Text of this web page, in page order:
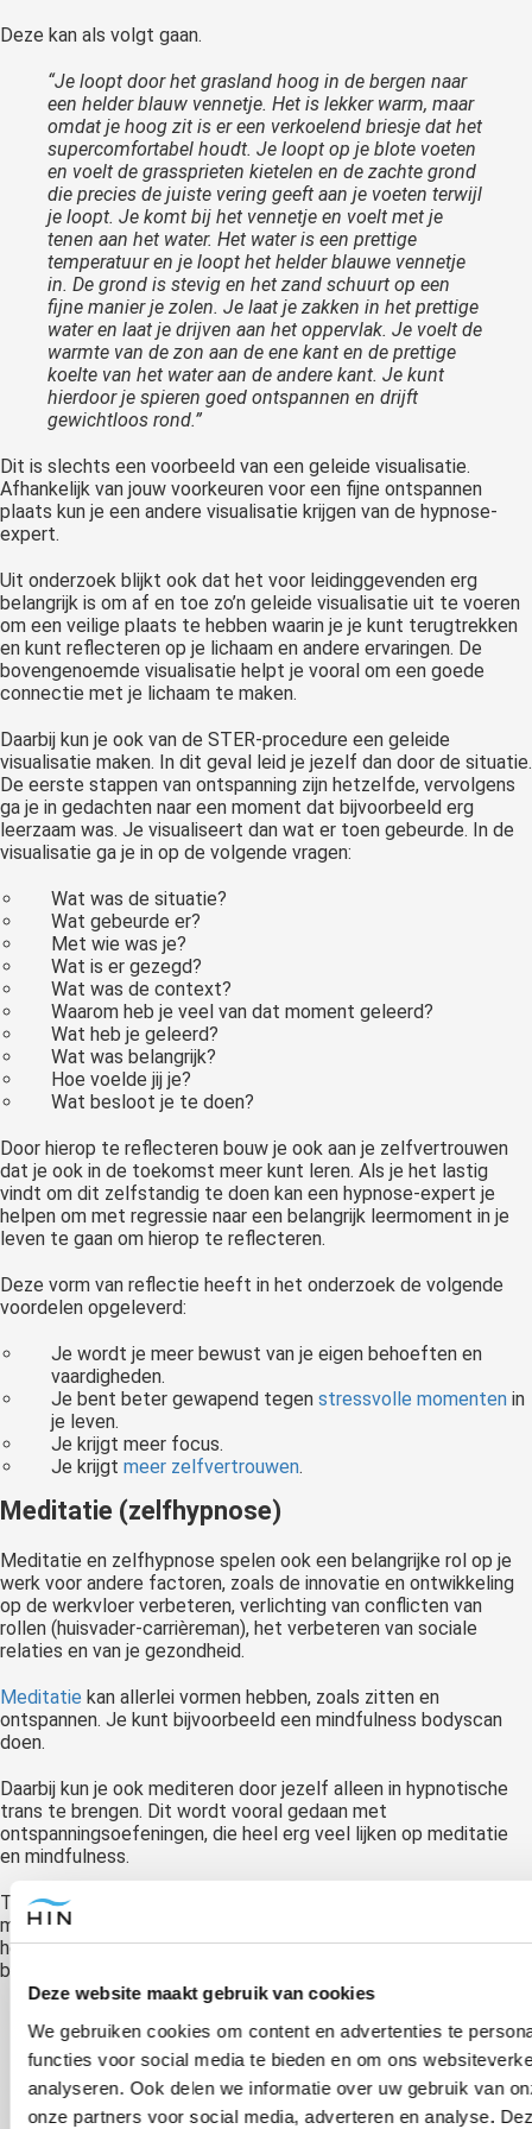
Deze website maakt gebruik van cookies
We gebruiken cookies om content en advertenties te
functies voor social media te bieden en om ons
analyseren. Ook delen we informatie over uw gebruik van
onze partners voor social media, adverteren en analyse.
Deze kan als volgt gaan.
“Je loopt door het grasland hoog in de bergen naar
een helder blauw vennetje. Het is lekker warm, maar
omdat je hoog zit is er een verkoelend briesje dat het
supercomfortabel houdt. Je loopt op je blote voeten
en voelt de grassprieten kietelen en de zachte grond
die precies de juiste vering geeft aan je voeten terwijl
je loopt. Je komt bij het vennetje en voelt met je
tenen aan het water. Het water is een prettige
temperatuur en je loopt het helder blauwe vennetje
in. De grond is stevig en het zand schuurt op een
fijne manier je zolen. Je laat je zakken in het prettige
water en laat je drijven aan het oppervlak. Je voelt de
warmte van de zon aan de ene kant en de prettige
koelte van het water aan de andere kant. Je kunt
hierdoor je spieren goed ontspannen en drijft
gewichtloos rond.”
Dit is slechts een voorbeeld van een geleide visualisatie.
Afhankelijk van jouw voorkeuren voor een fijne ontspannen
plaats kun je een andere visualisatie krijgen van de hypnose-
expert.
Uit onderzoek blijkt ook dat het voor leidinggevenden erg
belangrijk is om af en toe zo’n geleide visualisatie uit te voeren
om een veilige plaats te hebben waarin je je kunt terugtrekken
en kunt reflecteren op je lichaam en andere ervaringen. De
bovengenoemde visualisatie helpt je vooral om een goede
connectie met je lichaam te maken.
Daarbij kun je ook van de STER-procedure een geleide
visualisatie maken. In dit geval leid je jezelf dan door de situatie.
De eerste stappen van ontspanning zijn hetzelfde, vervolgens
ga je in gedachten naar een moment dat bijvoorbeeld erg
leerzaam was. Je visualiseert dan wat er toen gebeurde. In de
visualisatie ga je in op de volgende vragen:
Wat was de situatie?
Wat gebeurde er?
Met wie was je?
Wat is er gezegd?
Wat was de context?
Waarom heb je veel van dat moment geleerd?
Wat heb je geleerd?
Wat was belangrijk?
Hoe voelde jij je?
Wat besloot je te doen?
Door hierop te reflecteren bouw je ook aan je zelfvertrouwen
dat je ook in de toekomst meer kunt leren. Als je het lastig
vindt om dit zelfstandig te doen kan een hypnose-expert je
helpen om met regressie naar een belangrijk leermoment in je
leven te gaan om hierop te reflecteren.
Deze vorm van reflectie heeft in het onderzoek de volgende
voordelen opgeleverd:
Je wordt je meer bewust van je eigen behoeften en
vaardigheden.
Je bent beter gewapend tegenstressvolle momenten in
je leven.
Je krijgt meer focus.
Je krijgtmeer zelfvertrouwen.
Meditatie (zelfhypnose)
Meditatie en zelfhypnose spelen ook een belangrijke rol op je
werk voor andere factoren, zoals de innovatie en ontwikkeling
op de werkvloer verbeteren, verlichting van conflicten van
rollen (huisvader-carrièreman), het verbeteren van sociale
relaties en van je gezondheid.
Meditatie kan allerlei vormen hebben, zoals zitten en
ontspannen. Je kunt bijvoorbeeld een mindfulness bodyscan
doen.
Daarbij kun je ook mediteren door jezelf alleen in hypnotische
trans te brengen. Dit wordt vooral gedaan met
ontspanningsoefeningen, die heel erg veel lijken op meditatie
en mindfulness.
Tevens kun je met zelfhypnose iets doen om die kritische stem
minder macht te geven, namelijk hypnotische suggesties
herhalen die je zelfvertrouwen versterken. Die kunnen
bijvoorbeeld zijn:
“Ik mag de tijd nemen om na te denken.”
“Ik mag opties wikken en wegen.”